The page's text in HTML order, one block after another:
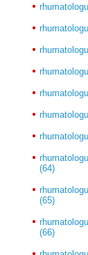
(64)
(65)
(66)